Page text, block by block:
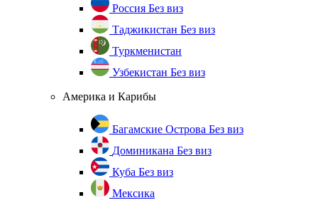
Россия Без виз
Таджикистан Без виз
Туркменистан
Узбекистан Без виз
Америка и Карибы
Багамские Острова Без виз
Доминикана Без виз
Куба Без виз
Мексика